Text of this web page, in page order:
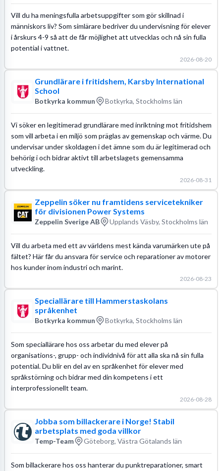
Vill du ha meningsfulla arbetsuppgifter som gör skillnad i
människors liv? Som simlärare bedriver du undervisning för elever
i årskurs 4-9 så att de får möjlighet att utvecklas och nå sin fulla
potential i vattnet.
2026-08-20
Grundlärare i fritidshem, Karsby International
School
Botkyrka kommun Botkyrka, Stockholms län
Vi söker en legitimerad grundlärare med inriktning mot fritidshem
som vill arbeta i en miljö som präglas av gemenskap och värme. Du
undervisar under skoldagen i det ämne som du är legitimerad och
behörig i och bidrar aktivt till arbetslagets gemensamma
utveckling.
2026-08-31
Zeppelin söker nu framtidens servicetekniker
för divisionen Power Systems
Zeppelin Sverige AB Upplands Väsby, Stockholms län
Vill du arbeta med ett av världens mest kända varumärken ute på
fältet? Här får du ansvara för service och reparationer av motorer
hos kunder inom industri och marint.
2026-08-23
Speciallärare till Hammerstaskolans
språkenhet
Botkyrka kommun Botkyrka, Stockholms län
Som speciallärare hos oss arbetar du med elever på
organisations-, grupp- och individnivå för att alla ska nå sin fulla
potential. Du blir en del av en språkenhet för elever med
språkstörning och bidrar med din kompetens i ett
interprofessionellt team.
2026-08-28
Jobba som billackerare i Norge! Stabil
arbetsplats med goda villkor
Temp-Team Göteborg, Västra Götalands län
Som billackerare hos oss hanterar du punktreparationer, smart